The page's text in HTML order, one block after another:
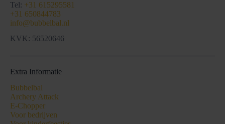
Tel: +31 615295581
+31 650844783
info@bubbelbal.nl
KVK: 56520646
Extra Informatie
Bubbelbal
Archery Attack
E-Chopper
Voor bedrijven